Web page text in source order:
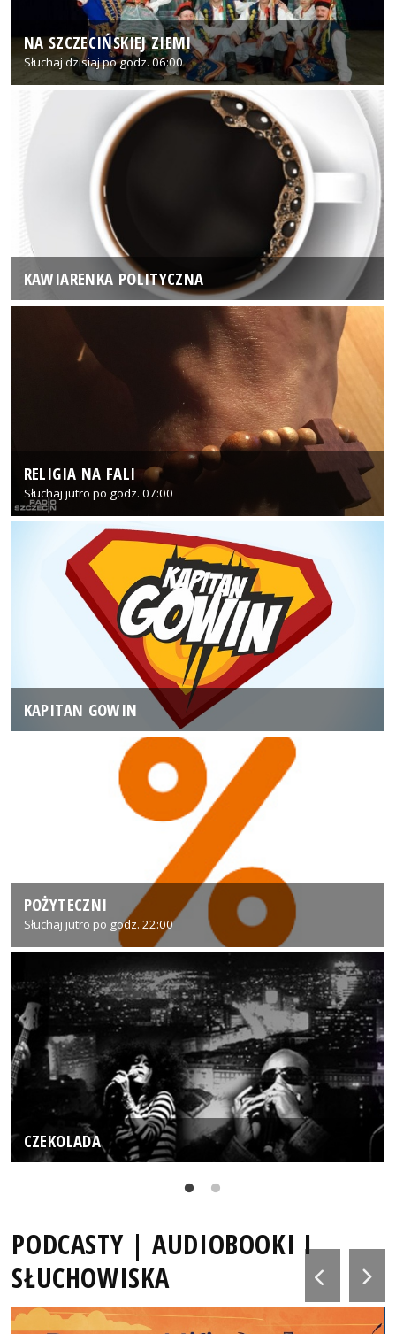
NA SZCZECIŃSKIEJ ZIEMI
Słuchaj dzisiaj po godz. 06:00
KAWIARENKA POLITYCZNA
RELIGIA NA FALI
Słuchaj jutro po godz. 07:00
KAPITAN GOWIN
POŻYTECZNI
Słuchaj jutro po godz. 22:00
CZEKOLADA
PODCASTY | AUDIOBOOKI I
SŁUCHOWISKA